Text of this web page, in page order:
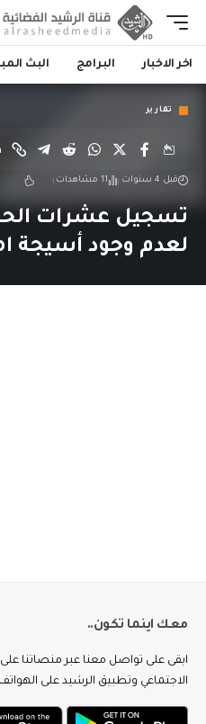
اخر الاخبار البرامج البث
تقارير
قبل 4 سنوات 11 مشاهدات
تسجيل عشرات
لعدم وجود أسيجة
معك اينما تكون..
ابقى على تواصل معنا عبر منصاتنا
الاجتماعي وتطبيق الرشيد على الهواتف